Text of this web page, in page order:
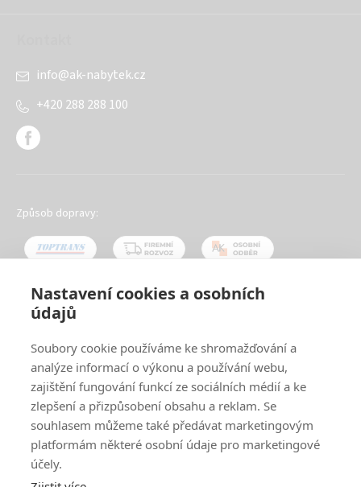
Nastavení cookies a osobních
údajů
Soubory cookie používáme ke shromažďování a
analýze informací o výkonu a používání webu,
zajištění fungování funkcí ze sociálních médií a ke
zlepšení a přizpůsobení obsahu a reklam. Se
souhlasem můžeme také předávat marketingovým
platformám některé osobní údaje pro marketingové
účely.
info@ak-nabytek.cz
+420 288 288 100
Způsob dopravy: